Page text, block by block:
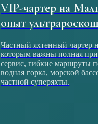
VIP-чартер на
опыт
Частный яхтенный чартер
которым важны полная
сервис, гибкие маршруты
водная горка, морской
частной суперяхты.